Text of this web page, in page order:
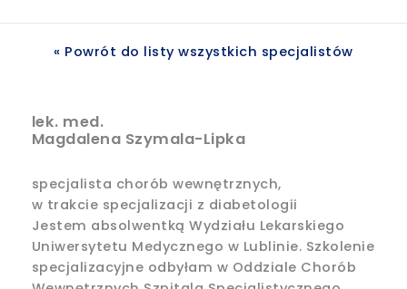
« Powrót do listy wszystkich specjalistów
lek. med.
Magdalena Szymala-Lipka
specjalista chorób wewnętrznych,
w trakcie specjalizacji z diabetologii
Jestem absolwentką Wydziału Lekarskiego
Uniwersytetu Medycznego w Lublinie. Szkolenie
specjalizacyjne odbyłam w Oddziale Chorób